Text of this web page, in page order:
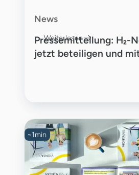
News
Pressemitteilung: H₂-
jetzt beteiligen und
Weiterlesen
~1min